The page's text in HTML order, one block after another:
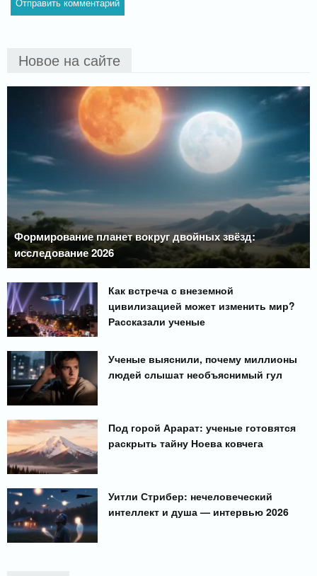
Новое на сайте
Формирование планет вокруг двойных звёзд:
исследование 2026
Как встреча с внеземной
цивилизацией может изменить мир?
Рассказали ученые
Ученые выяснили, почему миллионы
людей слышат необъяснимый гул
Под горой Арарат: ученые готовятся
раскрыть тайну Ноева ковчега
Уитли Стрибер: нечеловеческий
интеллект и душа — интервью 2026